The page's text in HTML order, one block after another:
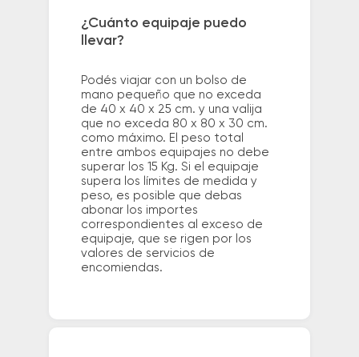
¿Cuánto equipaje puedo
llevar?
Podés viajar con un bolso de
mano pequeño que no exceda
de 40 x 40 x 25 cm. y una valija
que no exceda 80 x 80 x 30 cm.
como máximo. El peso total
entre ambos equipajes no debe
superar los 15 Kg. Si el equipaje
supera los límites de medida y
peso, es posible que debas
abonar los importes
correspondientes al exceso de
equipaje, que se rigen por los
valores de servicios de
encomiendas.